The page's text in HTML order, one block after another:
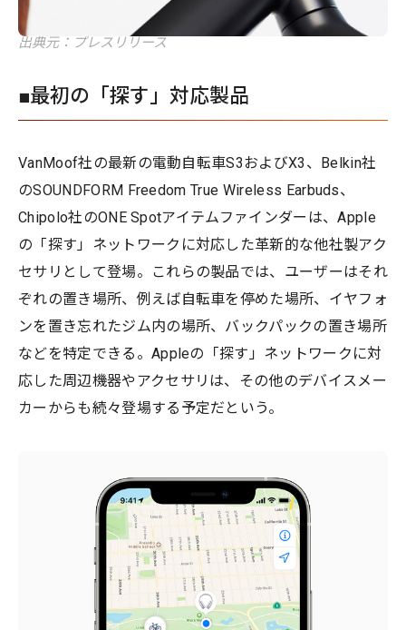
出典元：プレスリリース
■最初の「探す」対応製品
VanMoof社の最新の電動自転車S3およびX3、Belkin社
のSOUNDFORM Freedom True Wireless Earbuds、
Chipolo社のONE Spotアイテムファインダーは、Apple
の「探す」ネットワークに対応した革新的な他社製アク
セサリとして登場。これらの製品では、ユーザーはそれ
ぞれの置き場所、例えば自転車を停めた場所、イヤフォ
ンを置き忘れたジム内の場所、バックパックの置き場所
などを特定できる。Appleの「探す」ネットワークに対
応した周辺機器やアクセサリは、その他のデバイスメー
カーからも続々登場する予定だという。